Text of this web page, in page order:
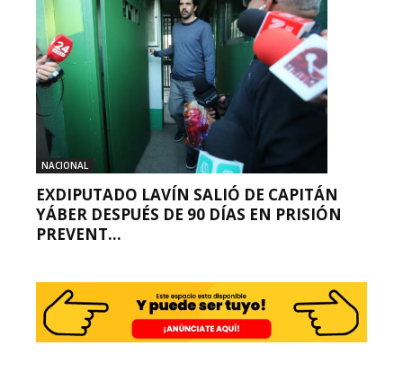
NACIONAL
EXDIPUTADO LAVÍN SALIÓ DE CAPITÁN
YÁBER DESPUÉS DE 90 DÍAS EN PRISIÓN
PREVENT...